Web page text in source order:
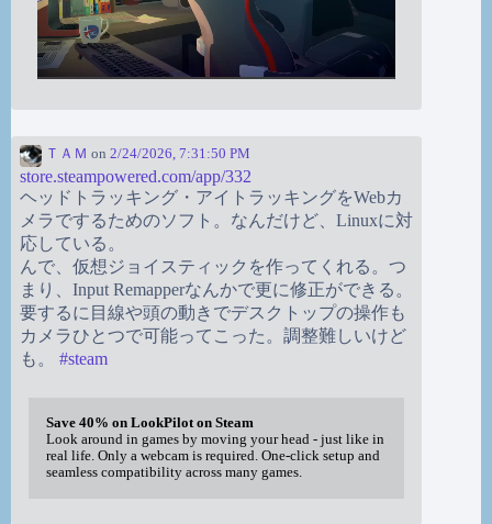
ＴＡＭ on 2/24/2026, 7:31:50 PM
store.steampowered.com/app/332
ヘッドトラッキング・アイトラッキングをWebカ
メラでするためのソフト。なんだけど、Linuxに対
応している。
んで、仮想ジョイスティックを作ってくれる。つ
まり、Input Remapperなんかで更に修正ができる。
要するに目線や頭の動きでデスクトップの操作も
カメラひとつで可能ってこった。調整難しいけど
も。 #steam
Save 40% on LookPilot on Steam
Look around in games by moving your head - just like in
real life. Only a webcam is required. One-click setup and
seamless compatibility across many games.